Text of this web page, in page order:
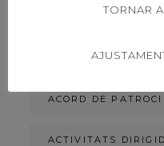
ETIQUETES
ACORD DE
ACTIVITATS
TORNAR